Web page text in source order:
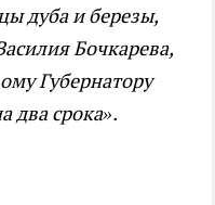
дуба и березы,
Бочкарева,
Губернатору
два срока».